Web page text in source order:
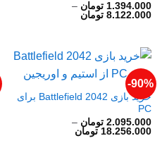
1.394.000 تومان –
8.122.000 تومانمحدوده
8.122.000 تومان
90%-
خرید بازی Battlefield 2042 برای
PC
2.095.000 تومان –
18.256.000 تومانمحدوده